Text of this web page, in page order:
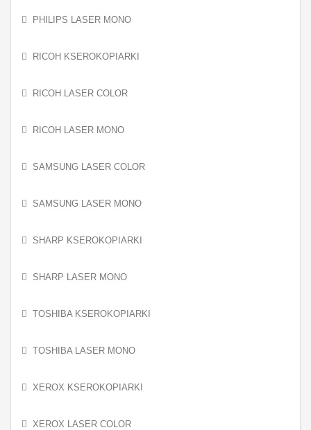
PHILIPS LASER MONO
RICOH KSEROKOPIARKI
RICOH LASER COLOR
RICOH LASER MONO
SAMSUNG LASER COLOR
SAMSUNG LASER MONO
SHARP KSEROKOPIARKI
SHARP LASER MONO
TOSHIBA KSEROKOPIARKI
TOSHIBA LASER MONO
XEROX KSEROKOPIARKI
XEROX LASER COLOR